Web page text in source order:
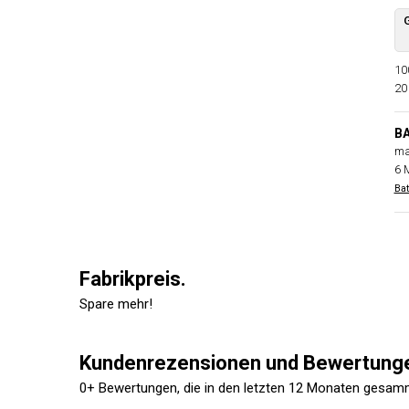
6
Fabrikpreis.
Spare mehr!
Kundenrezensionen und
0+ Bewertungen, die in den letzten 12 Monaten